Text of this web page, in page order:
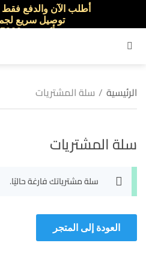
أطلب الآن والدفع فقط
توصيل سريع
نفخر بأكثر من 5000 مشتري سعيد
القائمة
الرئيسية / سلة المشتريات
سلة المشتريات
سلة مشترياتك فارغة حاليًا.
العودة إلى المتجر